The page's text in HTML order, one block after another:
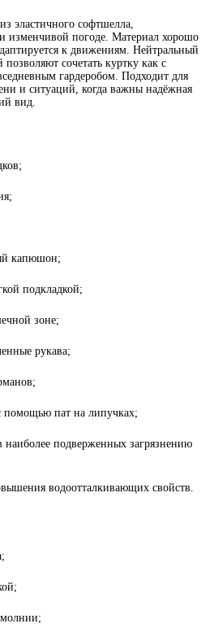
эластичного софтшелла,
изменчивой погоде. Материал хорошо
к движениям. Нейтральный
сочетать куртку как с
гардеробом. Подходит для
и ситуаций, когда важны надёжная
вид.
капюшон;
подкладкой;
зоне;
рукава;
помощью пат на липучках;
наиболее подверженных загрязнению
водоотталкивающих свойств.